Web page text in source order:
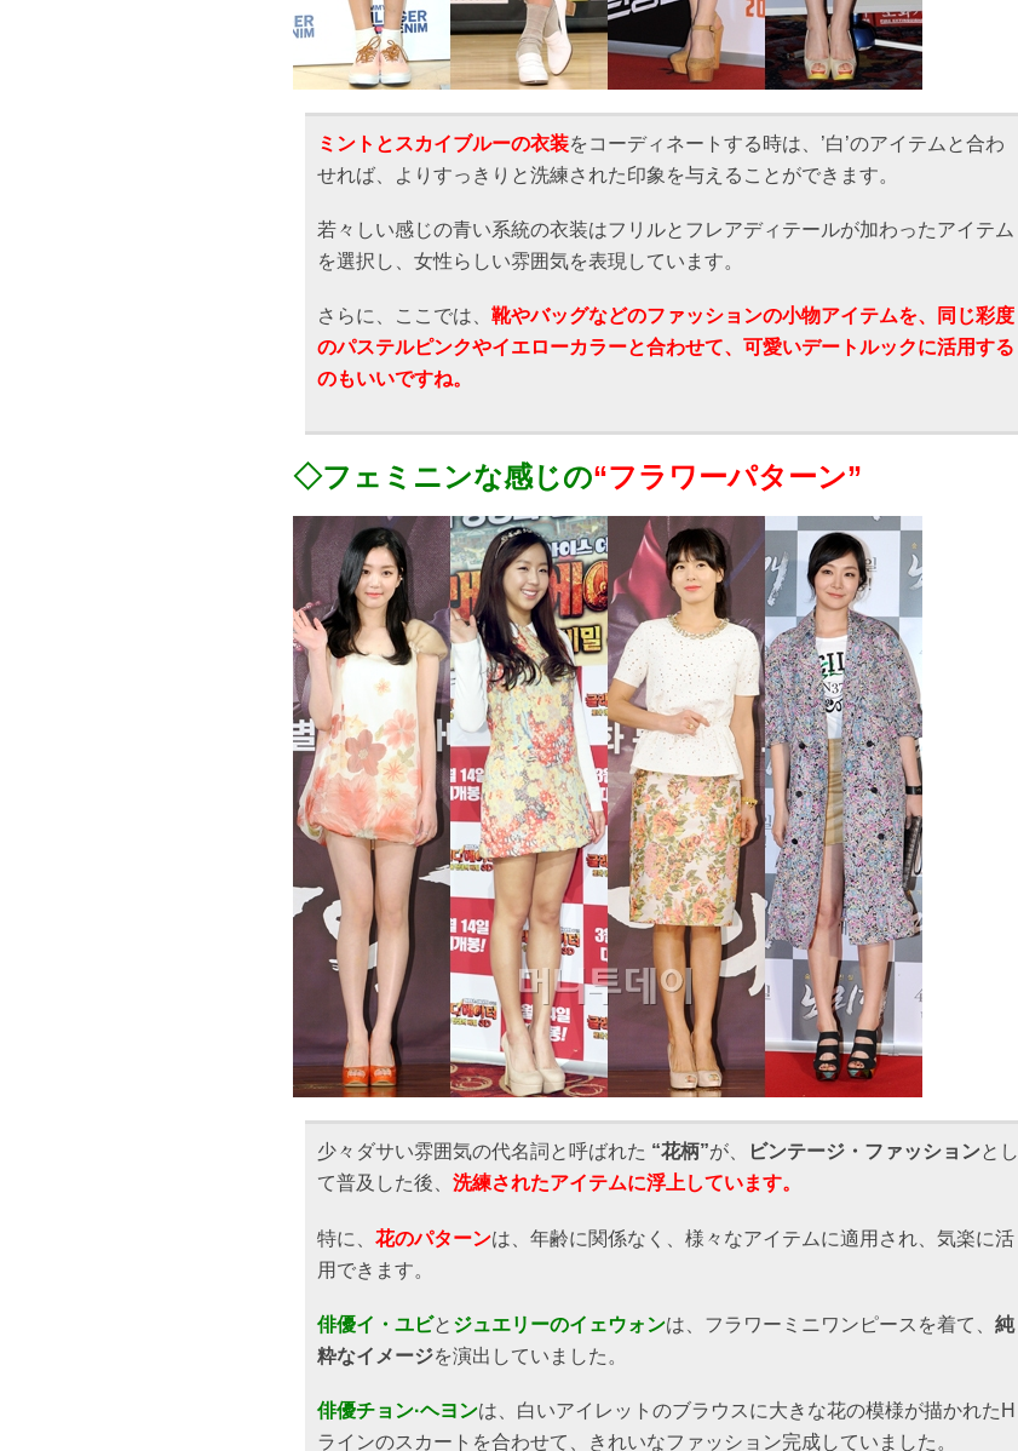
ミントとスカイブルーの衣装をコーディネートする時は、’白’のアイテムと合わ
せれば、よりすっきりと洗練された印象を与えることができます。
若々しい感じの青い系統の衣装はフリルとフレアディテールが加わったアイテム
を選択し、女性らしい雰囲気を表現しています。
さらに、ここでは、 靴やバッグなどのファッションの小物アイテムを、同じ彩度
のパステルピンクやイエローカラーと合わせて、可愛いデートルックに活用する
のもいいですね。
◇フェミニンな感じの“フラワーパターン”
少々ダサい雰囲気の代名詞と呼ばれた “花柄”が、 ビンテージ・ファッションとし
て普及した後、 洗練されたアイテムに浮上しています。
特に、 花のパターンは、年齢に関係なく、様々なアイテムに適用され、気楽に活
用できます。
俳優イ・ユビと ジュエリーのイェウォンは、フラワーミニワンピースを着て、 純
粋なイメージを演出していました。
俳優チョン·ヘヨンは、白いアイレットのブラウスに大きな花の模様が描かれたH
ラインのスカートを合わせて、きれいなファッション完成していました。